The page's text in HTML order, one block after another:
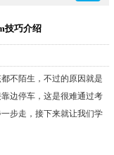
技巧介绍
不陌生，不过的原因就是
边停车，这是很难通过考
步走，接下来就让我们学